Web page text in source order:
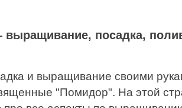
посадка,
и выращивание своими
"Помидор". На этой